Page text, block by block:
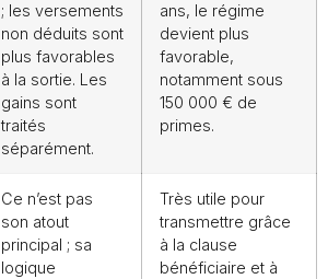
; les versements
non déduits sont
plus favorables
à la sortie. Les
gains sont
traités
séparément.
ans, le régime
devient plus
favorable,
notamment sous
150 000 € de
primes.
Ce n’est pas
son atout
principal ; sa
logique
Très utile pour
transmettre grâce
à la clause
bénéficiaire et à